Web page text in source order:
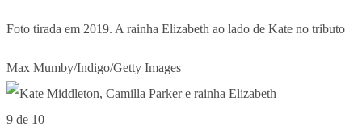
Foto tirada em 2019. A rainha Elizabeth ao lado de Kate no tributo
Max Mumby/Indigo/Getty Images
9 de 10